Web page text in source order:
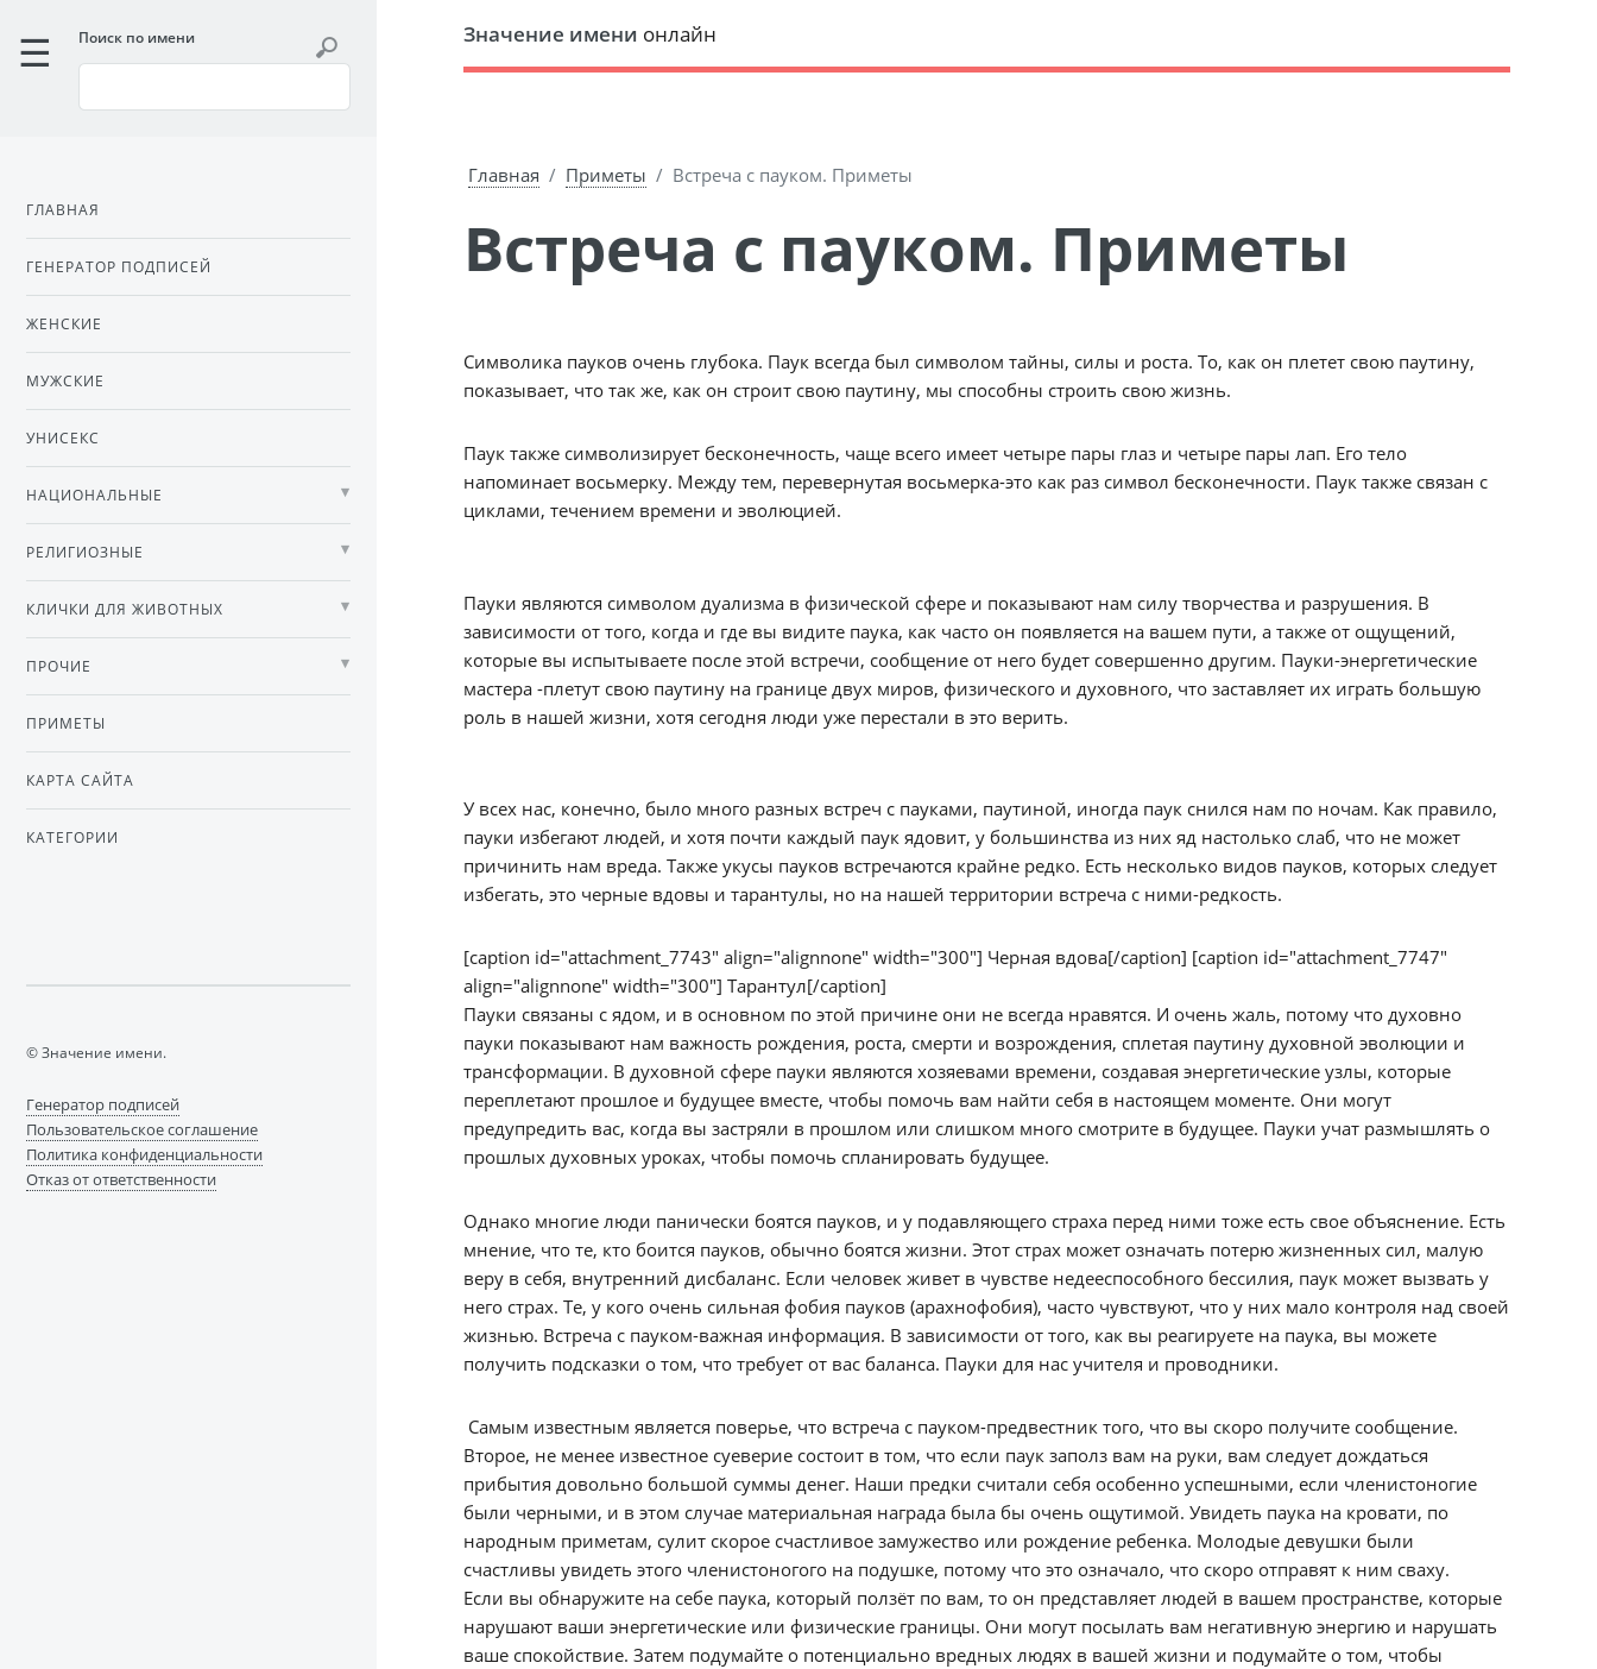
Значение имени онлайн
Главная Приметы Встреча с пауком. Приметы
Встреча с пауком. Приметы
Символика пауков очень глубока. Паук всегда был символом тайны, силы и роста. То, как он плетет свою паутину,
показывает, что так же, как он строит свою паутину, мы способны строить свою жизнь.
Паук также символизирует бесконечность, чаще всего имеет четыре пары глаз и четыре пары лап. Его тело
напоминает восьмерку. Между тем, перевернутая восьмерка-это как раз символ бесконечности. Паук также связан с
циклами, течением времени и эволюцией.
Пауки являются символом дуализма в физической сфере и показывают нам силу творчества и разрушения. В
зависимости от того, когда и где вы видите паука, как часто он появляется на вашем пути, а также от ощущений,
которые вы испытываете после этой встречи, сообщение от него будет совершенно другим. Пауки-энергетические
мастера -плетут свою паутину на границе двух миров, физического и духовного, что заставляет их играть большую
роль в нашей жизни, хотя сегодня люди уже перестали в это верить.
У всех нас, конечно, было много разных встреч с пауками, паутиной, иногда паук снился нам по ночам. Как правило,
пауки избегают людей, и хотя почти каждый паук ядовит, у большинства из них яд настолько слаб, что не может
причинить нам вреда. Также укусы пауков встречаются крайне редко. Есть несколько видов пауков, которых следует
избегать, это черные вдовы и тарантулы, но на нашей территории встреча с ними-редкость.
[caption id="attachment_7743" align="alignnone" width="300"] Черная вдова[/caption] [caption id="attachment_7747"
align="alignnone" width="300"] Тарантул[/caption]
Пауки связаны с ядом, и в основном по этой причине они не всегда нравятся. И очень жаль, потому что духовно
пауки показывают нам важность рождения, роста, смерти и возрождения, сплетая паутину духовной эволюции и
трансформации. В духовной сфере пауки являются хозяевами времени, создавая энергетические узлы, которые
переплетают прошлое и будущее вместе, чтобы помочь вам найти себя в настоящем моменте. Они могут
предупредить вас, когда вы застряли в прошлом или слишком много смотрите в будущее. Пауки учат размышлять о
прошлых духовных уроках, чтобы помочь спланировать будущее.
Однако многие люди панически боятся пауков, и у подавляющего страха перед ними тоже есть свое объяснение. Есть
мнение, что те, кто боится пауков, обычно боятся жизни. Этот страх может означать потерю жизненных сил, малую
веру в себя, внутренний дисбаланс. Если человек живет в чувстве недееспособного бессилия, паук может вызвать у
него страх. Те, у кого очень сильная фобия пауков (арахнофобия), часто чувствуют, что у них мало контроля над своей
жизнью. Встреча с пауком-важная информация. В зависимости от того, как вы реагируете на паука, вы можете
получить подсказки о том, что требует от вас баланса. Пауки для нас учителя и проводники.
Самым известным является поверье, что встреча с пауком-предвестник того, что вы скоро получите сообщение.
Второе, не менее известное суеверие состоит в том, что если паук заполз вам на руки, вам следует дождаться
прибытия довольно большой суммы денег. Наши предки считали себя особенно успешными, если членистоногие
были черными, и в этом случае материальная награда была бы очень ощутимой. Увидеть паука на кровати, по
народным приметам, сулит скорое счастливое замужество или рождение ребенка. Молодые девушки были
счастливы увидеть этого членистоногого на подушке, потому что это означало, что скоро отправят к ним сваху.
Если вы обнаружите на себе паука, который ползёт по вам, то он представляет людей в вашем пространстве, которые
нарушают ваши энергетические или физические границы. Они могут посылать вам негативную энергию и нарушать
ваше спокойствие. Затем подумайте о потенциально вредных людях в вашей жизни и подумайте о том, чтобы
Поиск по имени
ГЛАВНАЯ
ГЕНЕРАТОР ПОДПИСЕЙ
ЖЕНСКИЕ
МУЖСКИЕ
УНИСЕКС
НАЦИОНАЛЬНЫЕ
РЕЛИГИОЗНЫЕ
КЛИЧКИ ДЛЯ ЖИВОТНЫХ
ПРОЧИЕ
ПРИМЕТЫ
КАРТА САЙТА
КАТЕГОРИИ
© Значение имени.
Генератор подписей
Пользовательское соглашение
Политика конфиденциальности
Отказ от ответственности